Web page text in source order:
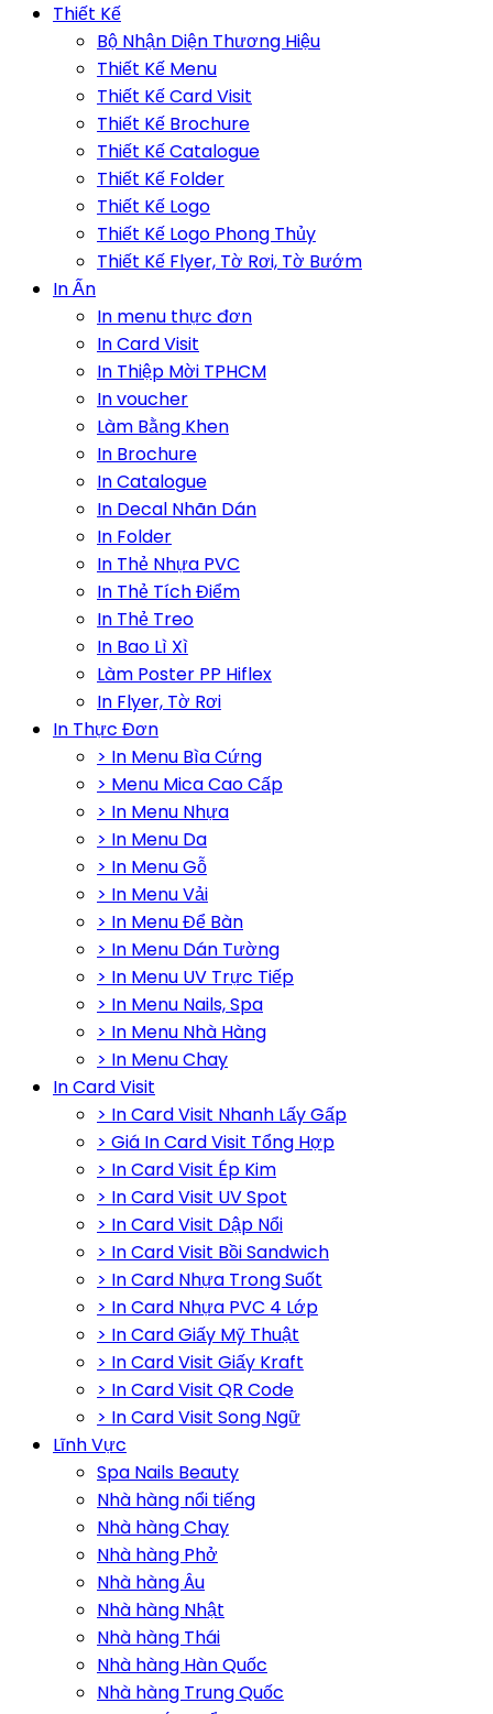
Thiết Kế
Bộ Nhận Diện Thương Hiệu
Thiết Kế Menu
Thiết Kế Card Visit
Thiết Kế Brochure
Thiết Kế Catalogue
Thiết Kế Folder
Thiết Kế Logo
Thiết Kế Logo Phong Thủy
Thiết Kế Flyer, Tờ Rơi, Tờ Bướm
In Ấn
In menu thực đơn
In Card Visit
In Thiệp Mời TPHCM
In voucher
Làm Bằng Khen
In Brochure
In Catalogue
In Decal Nhãn Dán
In Folder
In Thẻ Nhựa PVC
In Thẻ Tích Điểm
In Thẻ Treo
In Bao Lì Xì
Làm Poster PP Hiflex
In Flyer, Tờ Rơi
In Thực Đơn
> In Menu Bìa Cứng
> Menu Mica Cao Cấp
> In Menu Nhựa
> In Menu Da
> In Menu Gỗ
> In Menu Vải
> In Menu Để Bàn
> In Menu Dán Tường
> In Menu UV Trực Tiếp
> In Menu Nails, Spa
> In Menu Nhà Hàng
> In Menu Chay
In Card Visit
> In Card Visit Nhanh Lấy Gấp
> Giá In Card Visit Tổng Hợp
> In Card Visit Ép Kim
> In Card Visit UV Spot
> In Card Visit Dập Nổi
> In Card Visit Bồi Sandwich
> In Card Nhựa Trong Suốt
> In Card Nhựa PVC 4 Lớp
> In Card Giấy Mỹ Thuật
> In Card Visit Giấy Kraft
> In Card Visit QR Code
> In Card Visit Song Ngữ
Lĩnh Vực
Spa Nails Beauty
Nhà hàng nổi tiếng
Nhà hàng Chay
Nhà hàng Phở
Nhà hàng Âu
Nhà hàng Nhật
Nhà hàng Thái
Nhà hàng Hàn Quốc
Nhà hàng Trung Quốc